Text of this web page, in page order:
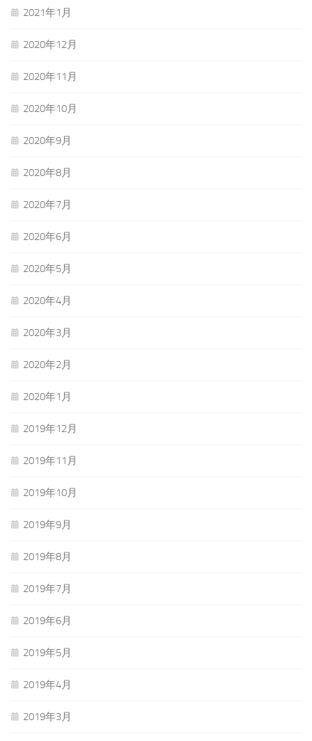
2021年1月
2020年12月
2020年11月
2020年10月
2020年9月
2020年8月
2020年7月
2020年6月
2020年5月
2020年4月
2020年3月
2020年2月
2020年1月
2019年12月
2019年11月
2019年10月
2019年9月
2019年8月
2019年7月
2019年6月
2019年5月
2019年4月
2019年3月